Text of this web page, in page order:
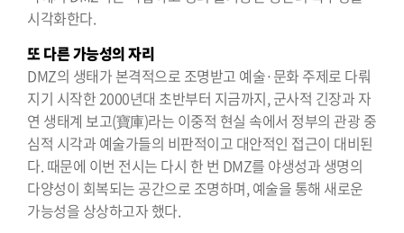
시각화한다.
또 다른 가능성의 자리
DMZ의 생태가 본격적으로 조명받고 예술·문화 주제로 다뤄
지기 시작한 2000년대 초반부터 지금까지, 군사적 긴장과 자
연 생태계 보고(寶庫)라는 이중적 현실 속에서 정부의 관광 중
심적 시각과 예술가들의 비판적이고 대안적인 접근이 대비된
다. 때문에 이번 전시는 다시 한 번 DMZ를 야생성과 생명의
다양성이 회복되는 공간으로 조명하며, 예술을 통해 새로운
가능성을 상상하고자 했다.